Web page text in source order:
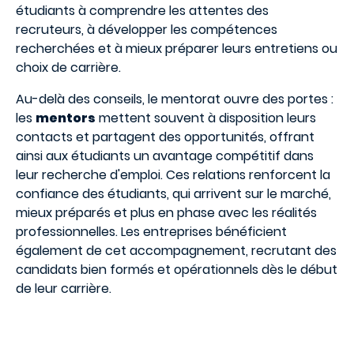
étudiants à comprendre les attentes des
recruteurs, à développer les compétences
recherchées et à mieux préparer leurs entretiens ou
choix de carrière.
Au-delà des conseils, le mentorat ouvre des portes :
les mentors mettent souvent à disposition leurs
contacts et partagent des opportunités, offrant
ainsi aux étudiants un avantage compétitif dans
leur recherche d'emploi. Ces relations renforcent la
confiance des étudiants, qui arrivent sur le marché,
mieux préparés et plus en phase avec les réalités
professionnelles. Les entreprises bénéficient
également de cet accompagnement, recrutant des
candidats bien formés et opérationnels dès le début
de leur carrière.